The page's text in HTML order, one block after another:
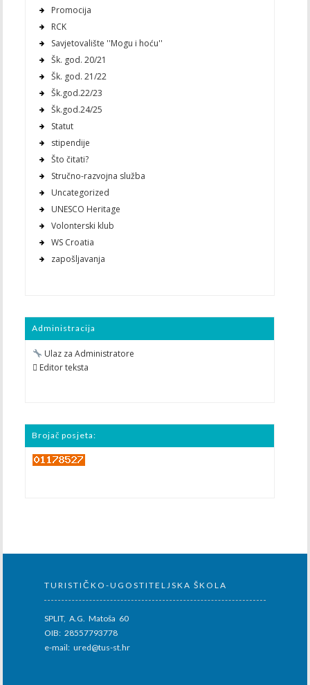
Promocija
RCK
Savjetovalište ''Mogu i hoću''
Šk. god. 20/21
Šk. god. 21/22
Šk.god.22/23
Šk.god.24/25
Statut
stipendije
Što čitati?
Stručno-razvojna služba
Uncategorized
UNESCO Heritage
Volonterski klub
WS Croatia
zapošljavanja
Administracija
Ulaz za Administratore
 Editor teksta
Brojač posjeta:
TURISTIČKO-UGOSTITELJSKA ŠKOLA
SPLIT, A.G. Matoša 60
OIB: 28557793778
e-mail: ured@tus-st.hr